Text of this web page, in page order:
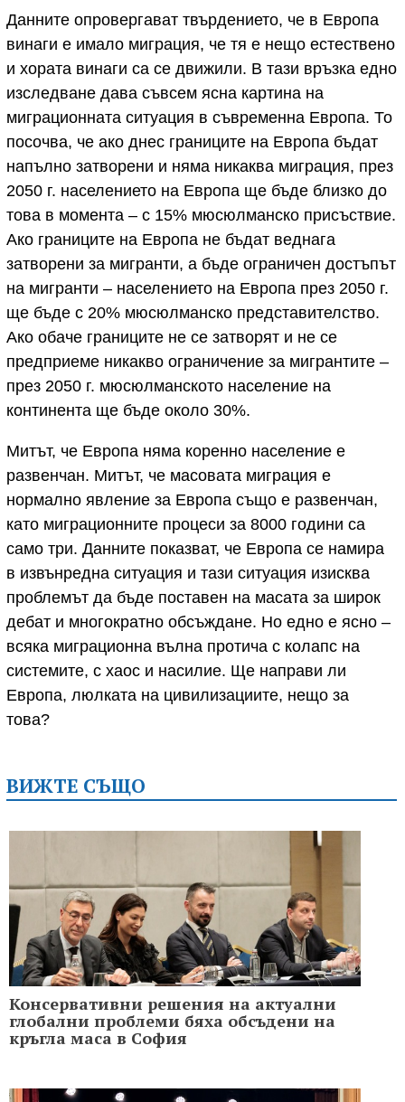
Данните опровергават твърдението, че в Европа
винаги е имало миграция, че тя е нещо естествено
и хората винаги са се движили. В тази връзка едно
изследване дава съвсем ясна картина на
миграционната ситуация в съвременна Европа. То
посочва, че ако днес границите на Европа бъдат
напълно затворени и няма никаква миграция, през
2050 г. населението на Европа ще бъде близко до
това в момента – с 15% мюсюлманско присъствие.
Ако границите на Европа не бъдат веднага
затворени за мигранти, а бъде ограничен достъпът
на мигранти – населението на Европа през 2050 г.
ще бъде с 20% мюсюлманско представителство.
Ако обаче границите не се затворят и не се
предприеме никакво ограничение за мигрантите –
през 2050 г. мюсюлманското население на
континента ще бъде около 30%.
Митът, че Европа няма коренно население е
развенчан. Митът, че масовата миграция е
нормално явление за Европа също е развенчан,
като миграционните процеси за 8000 години са
само три. Данните показват, че Европа се намира
в извънредна ситуация и тази ситуация изисква
проблемът да бъде поставен на масата за широк
дебат и многократно обсъждане. Но едно е ясно –
всяка миграционна вълна протича с колапс на
системите, с хаос и насилие. Ще направи ли
Европа, люлката на цивилизациите, нещо за
това?
ВИЖТЕ СЪЩО
Консервативни решения на актуални
глобални проблеми бяха обсъдени на
кръгла маса в София